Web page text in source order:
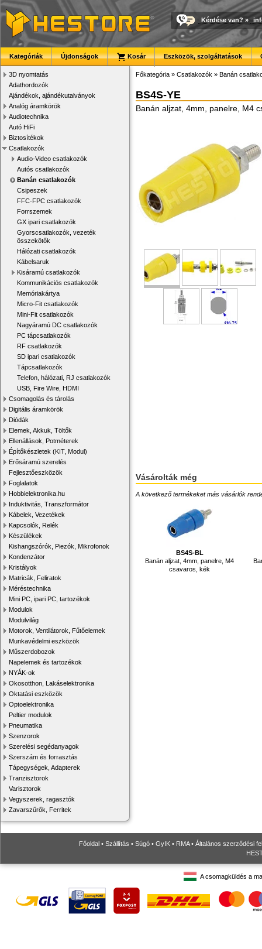
Kérdése van? »
Kategóriák Újdonságok Kosár Eszközök, szolgáltatások
3D nyomtatás
Adathordozók
Ajándékok, ajándékutalványok
Analóg áramkörök
Audiotechnika
Autó HiFi
Biztosítékok
Csatlakozók
Audio-Video csatlakozók
Autós csatlakozók
Banán csatlakozók
Csipeszek
FFC-FPC csatlakozók
Forrszemek
GX ipari csatlakozók
Gyorscsatlakozók, vezeték
összekötők
Hálózati csatlakozók
Kábelsaruk
Kisáramú csatlakozók
Kommunikációs csatlakozók
Memóriakártya
Micro-Fit csatlakozók
Mini-Fit csatlakozók
Nagyáramú DC csatlakozók
PC tápcsatlakozók
RF csatlakozók
SD ipari csatlakozók
Tápcsatlakozók
Telefon, hálózati, RJ csatlakozók
USB, Fire Wire, HDMI
Csomagolás és tárolás
Digitális áramkörök
Diódák
Elemek, Akkuk, Töltők
Ellenállások, Potméterek
Építőkészletek (KIT, Modul)
Erősáramú szerelés
Fejlesztőeszközök
Foglalatok
Hobbielektronika.hu
Induktivitás, Transzformátor
Kábelek, Vezetékek
Kapcsolók, Relék
Készülékek
Kishangszórók, Piezók, Mikrofonok
Kondenzátor
Kristályok
Matricák, Feliratok
Méréstechnika
Mini PC, ipari PC, tartozékok
Modulok
Modulvilág
Motorok, Ventilátorok, Fűtőelemek
Munkavédelmi eszközök
Műszerdobozok
Napelemek és tartozékok
NYÁK-ok
Okosotthon, Lakáselektronika
Oktatási eszközök
Optoelektronika
Peltier modulok
Pneumatika
Szenzorok
Szerelési segédanyagok
Szerszám és forrasztás
Tápegységek, Adapterek
Tranzisztorok
Varisztorok
Vegyszerek, ragasztók
Zavarszűrők, Ferritek
Főkategória » Csatlakozók » Banán
BS4S-YE
Banán aljzat, 4mm, panelre, M4
Vásárolták még
A következő termékeket más vásárlók
BS4S-BL
Banán aljzat, 4mm, panelre, M4
csavaros, kék
Főoldal • Szállítás • Súgó • GyIK • RMA• Általános szerződési
A csomagküldés a